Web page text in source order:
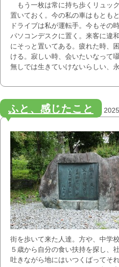
もう一枚は常に持ち歩くリュッ
置いておく。今の私の車はもとも
ドライブは私が運転手。今もその
パソコンデスクに置く。来客に違
にそっと置いてある。疲れた時、
ける。寂しい時、会いたいなって
無しでは生きていけないらしい、永
ふと、感じたこと
街を歩いて来た人達。方や、中学
５歳から自分の食い扶持を探し、
吐きながら地にはいつくばってそ